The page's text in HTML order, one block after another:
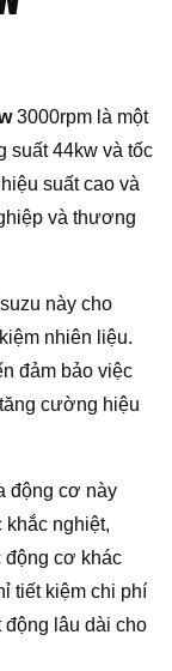
3000rpm là một
suất 44kw và tốc
suất cao và
và thương
này cho
nhiên liệu.
đảm bảo việc
cường hiệu
động cơ này
nghiệt,
động cơ khác
tiết kiệm chi phí
động lâu dài cho